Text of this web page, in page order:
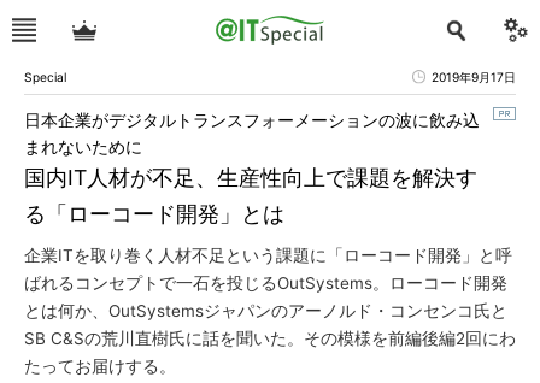
Special 2019年9月17日
国内IT人材が不足、生産性向上で課題を解決す
る「ローコード開発」とは
日本企業がデジタルトランスフォーメーションの波に飲み込
まれないために
企業ITを取り巻く人材不足という課題に「ローコード開発」と呼
ばれるコンセプトで一石を投じるOutSystems。ローコード開発
とは何か、OutSystemsジャパンのアーノルド・コンセンコ氏と
SB C&Sの荒川直樹氏に話を聞いた。その模様を前編後編2回にわ
たってお届けする。